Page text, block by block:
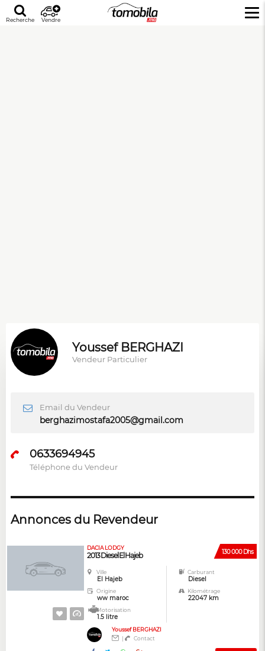
Recherche Vendre
Youssef BERGHAZI
Vendeur Particulier
Email du Vendeur
berghazimostafa2005@gmail.com
0633694945
Téléphone du Vendeur
Annonces du Revendeur
130 000 Dhs
DACIA LODGY
2013 Diesel El Hajeb
Ville
El Hajeb
Carburant
Diesel
Origine
ww maroc
Kilométrage
22047 km
Motorisation
1.5 litre
Youssef BERGHAZI
|
Contact